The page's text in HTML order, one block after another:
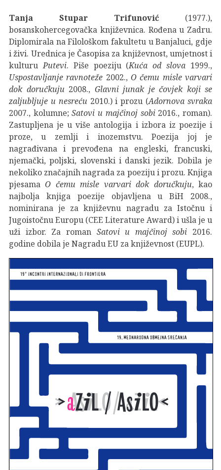
Tanja Stupar Trifunović (1977.),
bosanskohercegovačka književnica. Rođena u Zadru.
Diplomirala na Filološkom fakultetu u Banjaluci, gdje
i živi. Urednica je Časopisa za književnost, umjetnost i
kulturuPutevi. Piše poeziju (Kuća od slova 1999.,
Uspostavljanje ravnoteže 2002.,O čemu misle varvari
dok doručkuju 2008., Glavni junak je čovjek koji se
zaljubljuje u nesreću 2010.) i prozu (Adornova svraka
2007., kolumne;Satovi u majčinoj sobi 2016., roman).
Zastupljena je u više antologija i izbora iz poezije i
proze, u zemlji i inozemstvu. Poezija joj je
nagrađivana i prevođena na engleski, francuski,
njemački, poljski, slovenski i danski jezik. Dobila je
nekoliko značajnih nagrada za poeziju i prozu. Knjiga
pjesamaO čemu misle varvari dok doručkuju, kao
najbolja knjiga poezije objavljena u BiH 2008.,
nominirana je za književnu nagradu za Istočnu i
Jugoistočnu Europu (CEE Literature Award) i ušla je u
uži izbor. Za roman Satovi u majčinoj sobi 2016.
godine dobila je Nagradu EU za književnost (EUPL).